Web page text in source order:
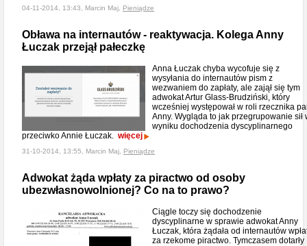
04-11-2014, 13:43, Marcin Maj, Pieniądze
Obława na internautów - reaktywacja. Kolega Anny
Łuczak przejął pałeczkę
Anna Łuczak chyba wycofuje się z
wysyłania do internautów pism z
wezwaniem do zapłaty, ale zajął się tym
adwokat Artur Glass-Brudziński, który
wcześniej występował w roli rzecznika
Anny. Wygląda to jak przegrupowanie sił
wyniku dochodzenia dyscyplinarnego
przeciwko Annie Łuczak. więcej
31-10-2014, 13:55, Marcin Maj, Pieniądze
Adwokat żąda wpłaty za piractwo od osoby
ubezwłasnowolnionej? Co na to prawo?
Ciągle toczy się dochodzenie
dyscyplinarne w sprawie adwokat Anny
Łuczak, która żądała od internautów
za rzekome piractwo. Tymczasem dotarły